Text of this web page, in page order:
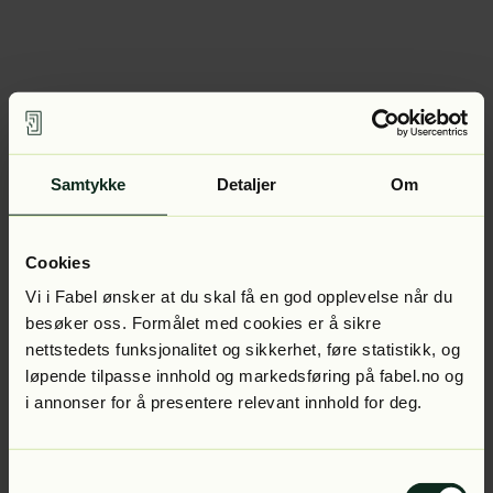
Samtykke Detaljer Om
Cookies
Vi i Fabel ønsker at du skal få en god opplevelse når du
besøker oss. Formålet med cookies er å sikre
nettstedets funksjonalitet og sikkerhet, føre statistikk, og
løpende tilpasse innhold og markedsføring på fabel.no og
i annonser for å presentere relevant innhold for deg.